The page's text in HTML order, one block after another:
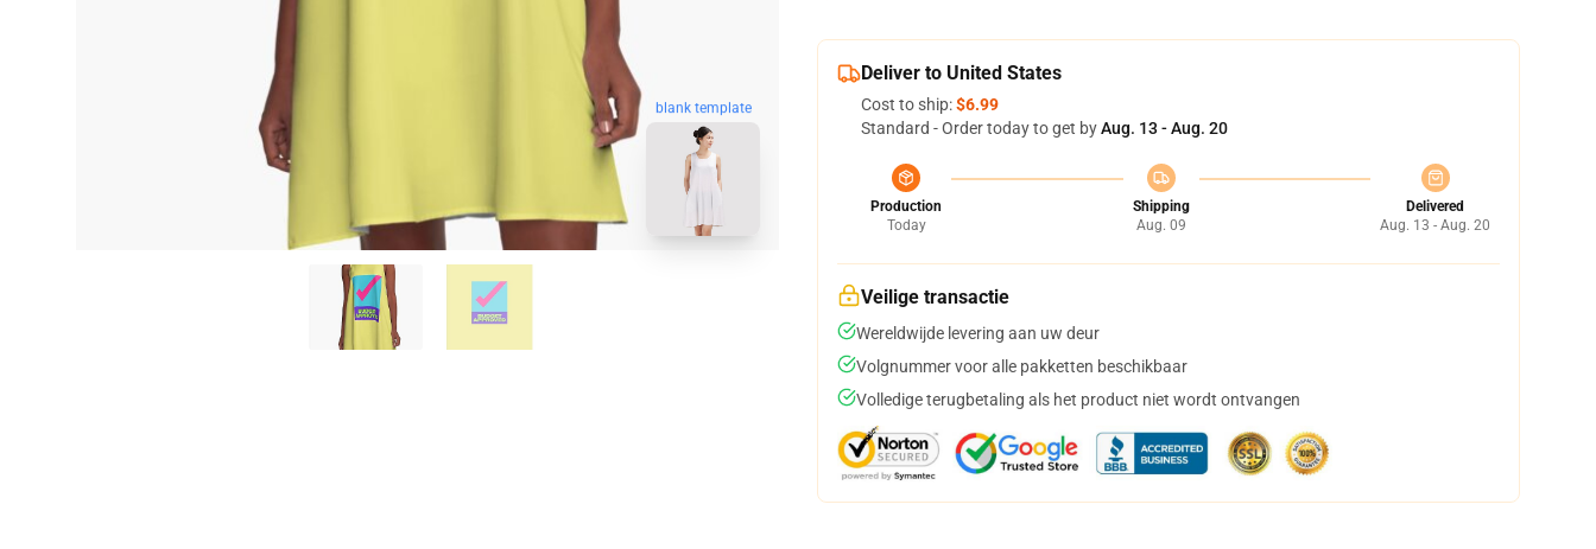
blank template
Deliver to United States
Cost to ship:$6.99
Standard - Order today to get byAug. 13 - Aug. 20
Production
Today
Shipping
Aug. 09
Delivered
Aug. 13 - Aug. 20
Veilige transactie
Wereldwijde levering aan uw deur
Volgnummer voor alle pakketten beschikbaar
Volledige terugbetaling als het product niet wordt ontvangen